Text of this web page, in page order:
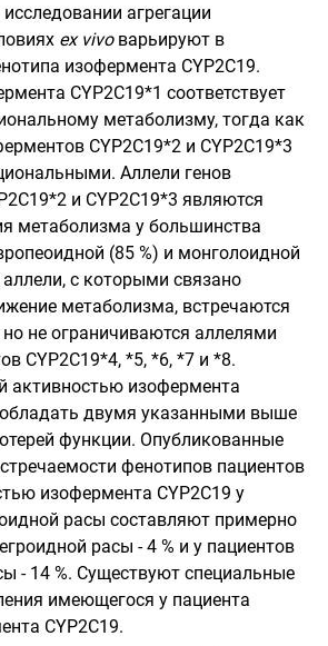
агрегации
ex vivo варьируют в
изофермента CYP2C19.
CYP2C19*1 соответствует
метаболизму, тогда как
CYP2C19*2 и CYP2C19*3
Аллели генов
2C19*2 и CYP2C19*3 являются
метаболизма у большинства
(85 %) и монголоидной
аллели, с которыми связано
метаболизма, встречаются
не ограничиваются аллелями
CYP2C19*4, *5, *6, *7 и *8.
активностью изофермента
двумя указанными выше
функции. Опубликованные
фенотипов пациентов
изофермента CYP2C19 у
расы составляют примерно
расы - 4 % и у пациентов
- 14 %. Существуют специальные
имеющегося у пациента
CYP2C19.